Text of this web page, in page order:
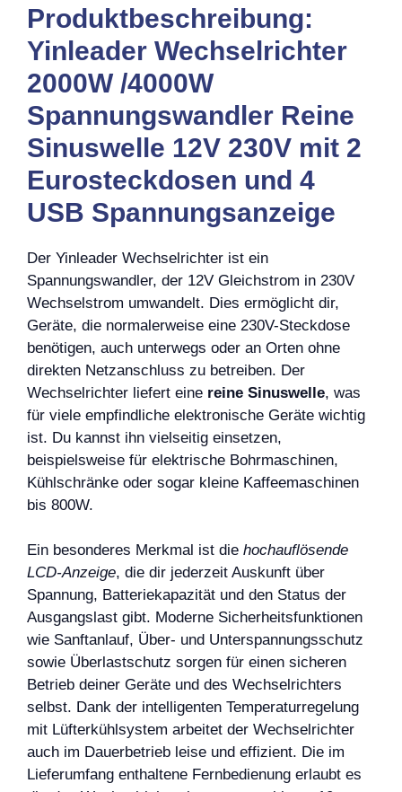
Produktbeschreibung:
Yinleader Wechselrichter
2000W /4000W
Spannungswandler Reine
Sinuswelle 12V 230V mit 2
Eurosteckdosen und 4
USB Spannungsanzeige
Der Yinleader Wechselrichter ist ein
Spannungswandler, der 12V Gleichstrom in 230V
Wechselstrom umwandelt. Dies ermöglicht dir,
Geräte, die normalerweise eine 230V-Steckdose
benötigen, auch unterwegs oder an Orten ohne
direkten Netzanschluss zu betreiben. Der
Wechselrichter liefert eine reine Sinuswelle, was
für viele empfindliche elektronische Geräte wichtig
ist. Du kannst ihn vielseitig einsetzen,
beispielsweise für elektrische Bohrmaschinen,
Kühlschränke oder sogar kleine Kaffeemaschinen
bis 800W.
Ein besonderes Merkmal ist die hochauflösende
LCD-Anzeige, die dir jederzeit Auskunft über
Spannung, Batteriekapazität und den Status der
Ausgangslast gibt. Moderne Sicherheitsfunktionen
wie Sanftanlauf, Über- und Unterspannungsschutz
sowie Überlastschutz sorgen für einen sicheren
Betrieb deiner Geräte und des Wechselrichters
selbst. Dank der intelligenten Temperaturregelung
mit Lüfterkühlsystem arbeitet der Wechselrichter
auch im Dauerbetrieb leise und effizient. Die im
Lieferumfang enthaltene Fernbedienung erlaubt es